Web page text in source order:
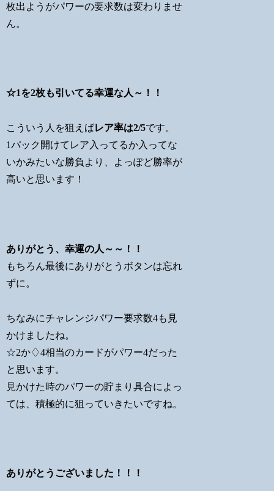
枚出ようがパワーの要求数は変わりませ
ん。
☆1を2枚も引いてる幸運な人～！！
こういう人を狙えばレア率は2/5です。
1パック開けてレア入ってるか入ってな
いかみたいな勝負より、よっぽど勝率が
高いと思います！
ありがとう、幸運の人～～！！
もちろん最後にありがとうボタンは忘れ
ずに。
ちなみにチャレンジパワー要求数4も見
かけましたね。
☆2か♢4相当のカードがパワー4だった
と思います。
見かけた時のパワーの貯まり具合によっ
ては、積極的に狙っていきたいですね。
ありがとうございました！！！